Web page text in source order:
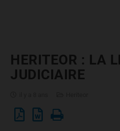
HERITEOR : LA
JUDICIAIRE